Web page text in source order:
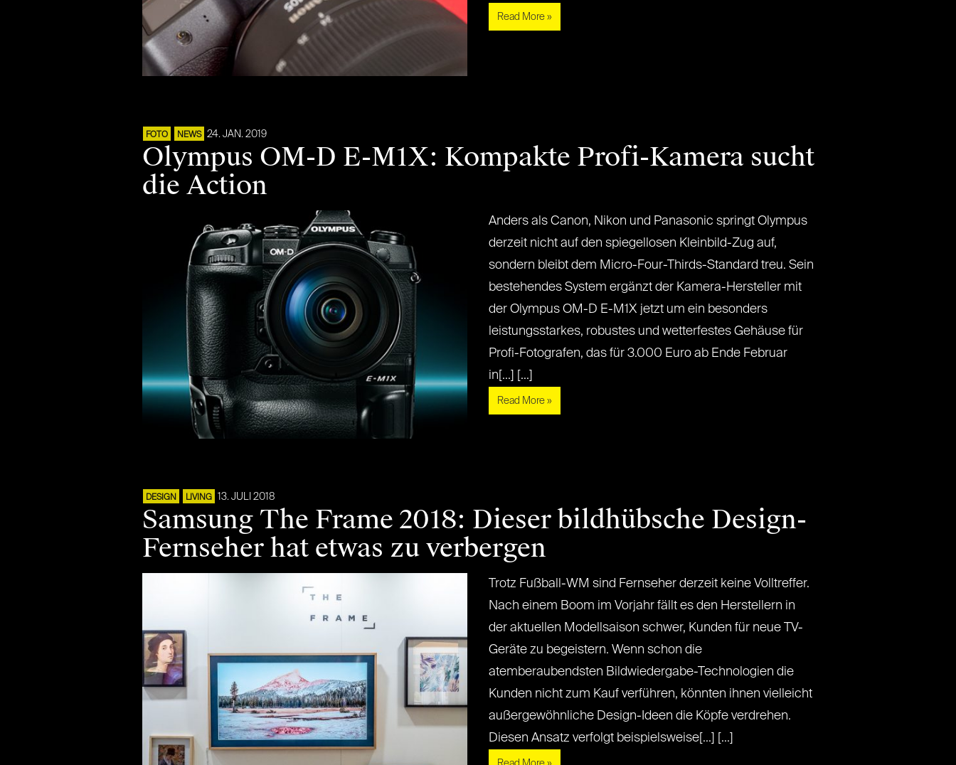
Read More »
FOTO NEWS 24. JAN. 2019
Olympus OM-D E-M1X: Kompakte Profi-Kamera sucht
die Action
Anders als Canon, Nikon und Panasonic springt Olympus
derzeit nicht auf den spiegellosen Kleinbild-Zug auf,
sondern bleibt dem Micro-Four-Thirds-Standard treu. Sein
bestehendes System ergänzt der Kamera-Hersteller mit
der Olympus OM-D E-M1X jetzt um ein besonders
leistungsstarkes, robustes und wetterfestes Gehäuse für
Profi-Fotografen, das für 3.000 Euro ab Ende Februar
in[...] [...]
Read More »
DESIGN LIVING 13. JULI 2018
Samsung The Frame 2018: Dieser bildhübsche Design-
Fernseher hat etwas zu verbergen
Trotz Fußball-WM sind Fernseher derzeit keine Volltreffer.
Nach einem Boom im Vorjahr fällt es den Herstellern in
der aktuellen Modellsaison schwer, Kunden für neue TV-
Geräte zu begeistern. Wenn schon die
atemberaubendsten Bildwiedergabe-Technologien die
Kunden nicht zum Kauf verführen, könnten ihnen vielleicht
außergewöhnliche Design-Ideen die Köpfe verdrehen.
Diesen Ansatz verfolgt beispielsweise[...] [...]